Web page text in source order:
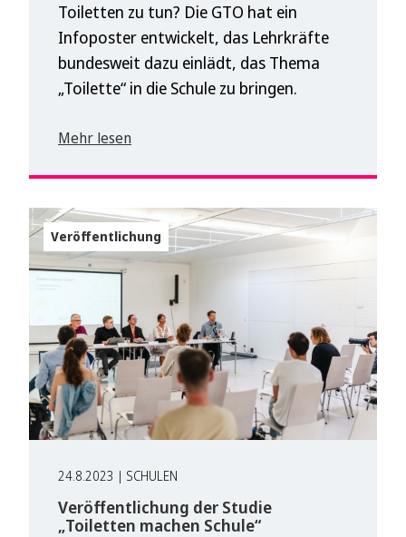
Toiletten zu tun? Die GTO hat ein
Infoposter entwickelt, das Lehrkräfte
bundesweit dazu einlädt, das Thema
„Toilette“ in die Schule zu bringen.
Mehr lesen
Veröffentlichung
24.8.2023 | SCHULEN
Veröffentlichung der Studie
„Toiletten machen Schule“